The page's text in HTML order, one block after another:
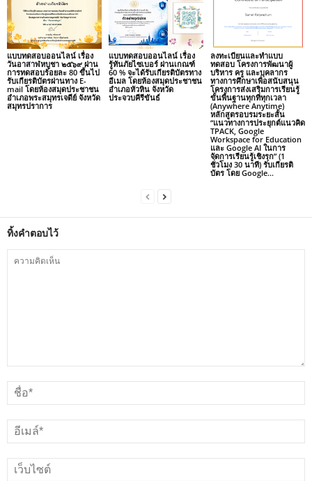
แบบทดสอบออนไลน์ เรื่อง
วันอาสาฬหบูชา ๒๕๖๙ ผ่าน
การทดสอบร้อยละ 80 ขึ้นไป
รับเกียรติบัตรผ่านทาง E-
mail โดยห้องสมุดประชาชน
อำเภอพระสมุทรเจดีย์ จังหวัด
สมุทรปราการ
แบบทดสอบออนไลน์ เรื่อง
รู้ทันภัยไซเบอร์ ผ่านเกณฑ์
60 % จะได้รับเกียรติบัตรทาง
อีเมล โดยห้องสมุดประชาชน
อำเภอหัวหิน จังหวัด
ประจวบคีรีขันธ์
ลงทะเบียนและทำแบบ
ทดสอบ โครงการพัฒนาผู้
บริหาร ครู และบุคลากร
ทางการศึกษาเพื่อสนับสนุน
โครงการส่งเสริมการเรียนรู้
ขั้นพื้นฐานทุกที่ทุกเวลา
(Anywhere Anytime)
หลักสูตรอบรมระยะสั้น
“แนวทางการประยุกต์แนวคิด
TPACK, Google
Workspace for Education
และ Google AI ในการ
จัดการเรียนรู้เชิงรุก” (1
ชั่วโมง 30 นาที) รับเกียรติ
บัตร โดย Google...
ทิ้งคำตอบไว้